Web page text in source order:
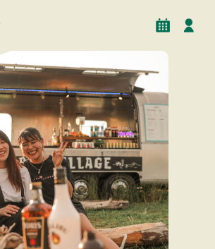
施設情報